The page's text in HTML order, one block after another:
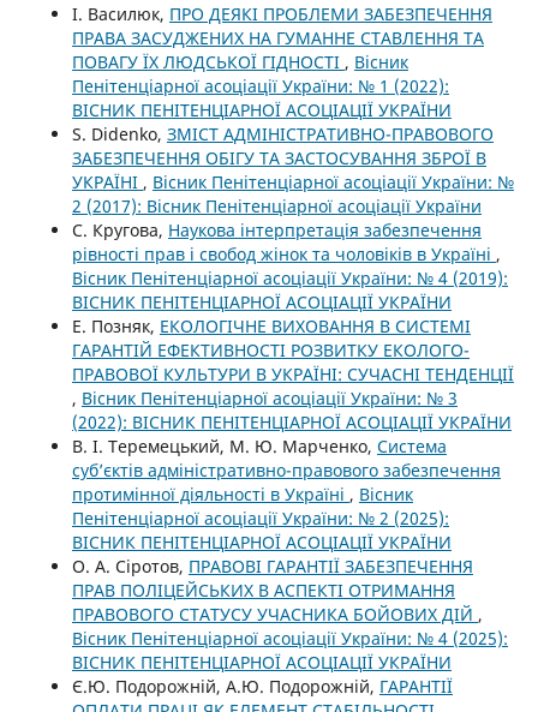
І. Василюк, ПРО ДЕЯКІ ПРОБЛЕМИ ЗАБЕЗПЕЧЕННЯ
ПРАВА ЗАСУДЖЕНИХ НА ГУМАННЕ СТАВЛЕННЯ ТА
ПОВАГУ ЇХ ЛЮДСЬКОЇ ГІДНОСТІ , Вісник
Пенітенціарної асоціації України: № 1 (2022):
ВІСНИК ПЕНІТЕНЦІАРНОЇ АСОЦІАЦІЇ УКРАЇНИ
S. Didenko, ЗМІСТ АДМІНІСТРАТИВНО-ПРАВОВОГО
ЗАБЕЗПЕЧЕННЯ ОБІГУ ТА ЗАСТОСУВАННЯ ЗБРОЇ В
УКРАЇНІ , Вісник Пенітенціарної асоціації України: №
2 (2017): Вісник Пенітенціарної асоціації України
С. Кругова, Наукова інтерпретація забезпечення
рівності прав і свобод жінок та чоловіків в Україні ,
Вісник Пенітенціарної асоціації України: № 4 (2019):
ВІСНИК ПЕНІТЕНЦІАРНОЇ АСОЦІАЦІЇ УКРАЇНИ
Е. Позняк, ЕКОЛОГІЧНЕ ВИХОВАННЯ В СИСТЕМІ
ГАРАНТІЙ ЕФЕКТИВНОСТІ РОЗВИТКУ ЕКОЛОГО-
ПРАВОВОЇ КУЛЬТУРИ В УКРАЇНІ: СУЧАСНІ ТЕНДЕНЦІЇ
, Вісник Пенітенціарної асоціації України: № 3
(2022): ВІСНИК ПЕНІТЕНЦІАРНОЇ АСОЦІАЦІЇ УКРАЇНИ
В. І. Теремецький, М. Ю. Марченко, Система
суб’єктів адміністративно-правового забезпечення
протимінної діяльності в Україні , Вісник
Пенітенціарної асоціації України: № 2 (2025):
ВІСНИК ПЕНІТЕНЦІАРНОЇ АСОЦІАЦІЇ УКРАЇНИ
О. А. Сіротов, ПРАВОВІ ГАРАНТІЇ ЗАБЕЗПЕЧЕННЯ
ПРАВ ПОЛІЦЕЙСЬКИХ В АСПЕКТІ ОТРИМАННЯ
ПРАВОВОГО СТАТУСУ УЧАСНИКА БОЙОВИХ ДІЙ ,
Вісник Пенітенціарної асоціації України: № 4 (2025):
ВІСНИК ПЕНІТЕНЦІАРНОЇ АСОЦІАЦІЇ УКРАЇНИ
Є.Ю. Подорожній, А.Ю. Подорожній, ГАРАНТІЇ